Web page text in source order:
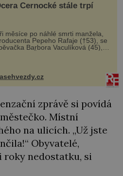
Černocké stále trpí
měsíce po náhlé smrti manžela,
Pepeho Rafaje (†53), se
Barbora Vaculíková (45),
Petry Černocké (75), poprvé
veřejnosti. Na sociální síti
že se snaží fung...
zprávě si povídá
Místní
na ulicích. „Už jste
Obyvatelé,
nedostatku, si